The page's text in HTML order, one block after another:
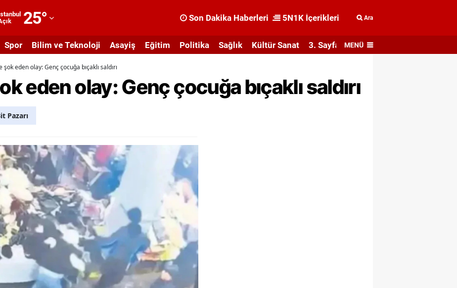
25°
Adıyaman
Afyonkarahisar
Ağrı
Antalya
Artvin
Aydın
Balıkesir
Bilecik
Bingöl
Son Dakika Haberleri 5N1K İçerikleri Ara
Spor Bilim ve Teknoloji Asayiş Eğitim Politika Sağlık Kültür Sanat 3. Sayfa MENÜ
şok eden olay: Genç çocuğa bıçaklı saldırı
eden olay: Genç çocuğa bıçaklı saldırı
Pazarı